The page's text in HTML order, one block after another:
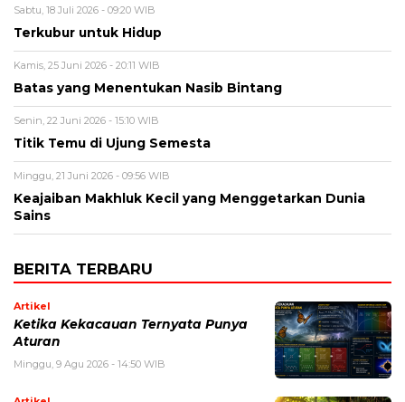
Sabtu, 18 Juli 2026 - 09:20 WIB
Terkubur untuk Hidup
Kamis, 25 Juni 2026 - 20:11 WIB
Batas yang Menentukan Nasib Bintang
Senin, 22 Juni 2026 - 15:10 WIB
Titik Temu di Ujung Semesta
Minggu, 21 Juni 2026 - 09:56 WIB
Keajaiban Makhluk Kecil yang Menggetarkan Dunia
Sains
BERITA TERBARU
Artikel
Ketika Kekacauan Ternyata Punya
Aturan
Minggu, 9 Agu 2026 - 14:50 WIB